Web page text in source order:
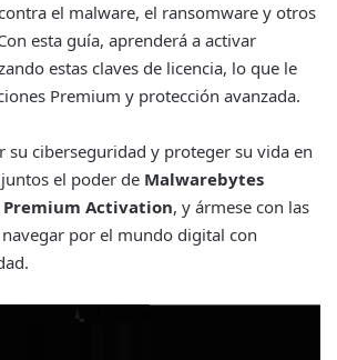
el malware, el ransomware y otros
esta guía, aprenderá a activar
estas claves de licencia, lo que le
Premium y protección avanzada.
su ciberseguridad y proteger su vida en
juntos el poder de Malwarebytes
Premium Activation, y ármese con las
por el mundo digital con